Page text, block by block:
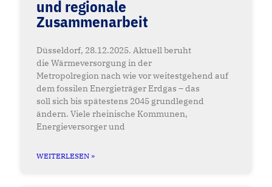
und regionale
Zusammenarbeit
Düsseldorf, 28.12.2025. Aktuell beruht
die Wärmeversorgung in der
Metropolregion nach wie vor weitestgehend auf
dem fossilen Energieträger Erdgas – das
soll sich bis spätestens 2045 grundlegend
ändern. Viele rheinische Kommunen,
Energieversorger und
WEITERLESEN »